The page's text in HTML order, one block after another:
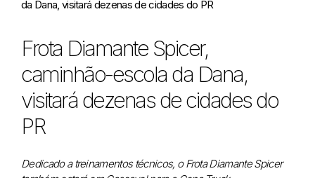
da Dana, visitará dezenas de cidades do PR
Frota Diamante Spicer,
caminhão-escola da Dana,
visitará dezenas de cidades do
PR
Dedicado a treinamentos técnicos, o Frota Diamante Spicer